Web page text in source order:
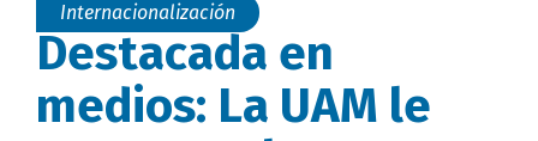
Internacionalización
Destacada en
medios: La UAM le